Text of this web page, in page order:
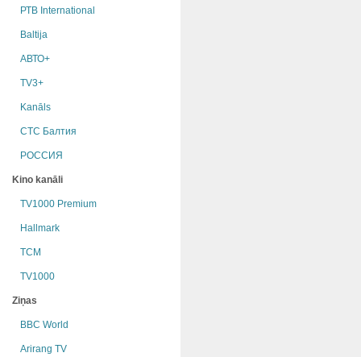
РТB International
Baltija
АВТО+
TV3+
Kanāls
СТС Балтия
РОССИЯ
Kino kanāli
TV1000 Premium
Hallmark
TCM
TV1000
Ziņas
BBC World
Arirang TV